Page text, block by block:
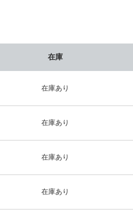
在庫
在庫あり
在庫あり
在庫あり
在庫あり